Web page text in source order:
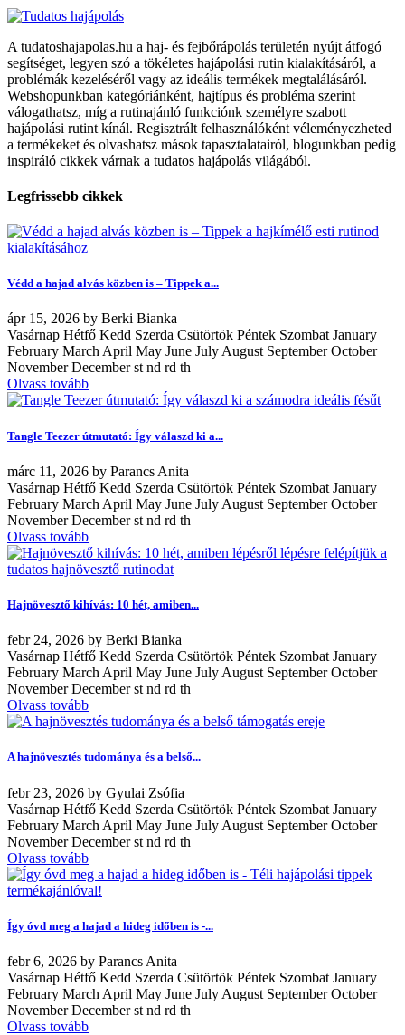
A tudatoshajapolas.hu a haj- és fejbőrápolás területén nyújt átfogó
segítséget, legyen szó a tökéletes hajápolási rutin kialakításáról, a
problémák kezeléséről vagy az ideális termékek megtalálásáról.
Webshopunkban kategóriánként, hajtípus és probléma szerint
válogathatsz, míg a rutinajánló funkciónk személyre szabott
hajápolási rutint kínál. Regisztrált felhasználóként véleményezheted
a termékeket és olvashatsz mások tapasztalatairól, blogunkban pedig
inspiráló cikkek várnak a tudatos hajápolás világából.
Legfrissebb cikkek
Védd a hajad alvás közben is – Tippek a...
ápr 15, 2026 by Berki Bianka
Vasárnap Hétfő Kedd Szerda Csütörtök Péntek Szombat January
February March April May June July August September October
November December st nd rd th
Olvass tovább
Tangle Teezer útmutató: Így válaszd ki a...
márc 11, 2026 by Parancs Anita
Vasárnap Hétfő Kedd Szerda Csütörtök Péntek Szombat January
February March April May June July August September October
November December st nd rd th
Olvass tovább
Hajnövesztő kihívás: 10 hét, amiben...
febr 24, 2026 by Berki Bianka
Vasárnap Hétfő Kedd Szerda Csütörtök Péntek Szombat January
February March April May June July August September October
November December st nd rd th
Olvass tovább
A hajnövesztés tudománya és a belső...
febr 23, 2026 by Gyulai Zsófia
Vasárnap Hétfő Kedd Szerda Csütörtök Péntek Szombat January
February March April May June July August September October
November December st nd rd th
Olvass tovább
Így óvd meg a hajad a hideg időben is -...
febr6, 2026 by Parancs Anita
Vasárnap Hétfő Kedd Szerda Csütörtök Péntek Szombat January
February March April May June July August September October
November December st nd rd th
Olvass tovább